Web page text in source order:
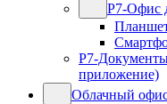
Р7-Офис
Р7-
приложение)
Облачный